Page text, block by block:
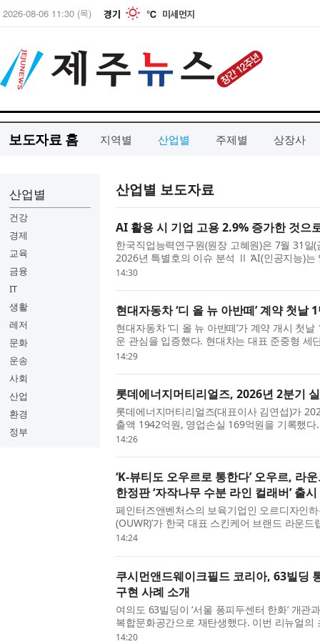
보도자료 홈 지역별 산업별 주제별 상장사
산업별
건강
경제
교육
금융
IT
생활
레저
문화
운송
사회
산업
환경
정부
산업별 보도자료
AI 활용 시 기업 고용 2.9% 증가한 것으
한국직업능력연구원(원장 고혜원)은 7월 31일(
2026년 특별호의 이슈 분석 Ⅱ ‘AI(인공지능)는
널로 본 AI 활용의 고용 효과’를 통해 AI 활용
14:30
현대자동차 ‘디 올 뉴 아반떼’ 계약 첫날
현대자동차 ‘디 올 뉴 아반떼’가 계약 개시 첫
운 관심을 입증했다. 현대차는 대표 준중형 세
1만1094대의 계약을 기록했다고 6일 밝혔다.
14:29
롯데에너지머티리얼즈, 2026년 2분기
롯데에너지머티리얼즈(대표이사 김연섭)가
출액 1942억원, 영업손실 169억원을 기록했
승한 점이 가장 큰 개선 포인트다. 부채비율은
14:26
‘K-뷰티도 오우르로 통한다’ 오우르, 라
한정판 ‘자작나무 수분 라인 컬래버’ 출시
페인터즈앤벤처스의 보육기업인 오르디자인
(OUWR)’가 한국 대표 스킨케어 브랜드 라운
로벌(Olive Young US) 한정판 컬렉션을 선보
14:24
쿠시먼앤드웨이크필드 코리아, 63빌딩
구현 사례 소개
여의도 63빌딩이 ‘서울 퐁피두센터 한화’ 개
복합문화공간으로 재탄생했다. 이번 리뉴얼
립한 쿠시먼앤드웨이크필드 코리아
14:20